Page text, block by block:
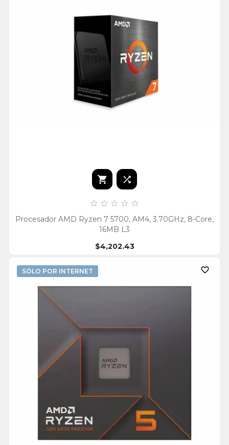
 
    
Procesador AMD Ryzen 7 5700, AM4, 3.70GHz, 8-Core,
16MB L3
$4,202.43
SÓLO POR INTERNET 